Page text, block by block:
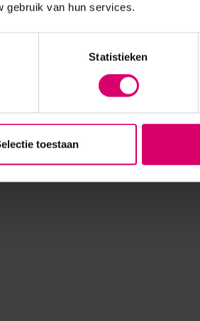
gebruik van hun services.
Statistieken
toestaan